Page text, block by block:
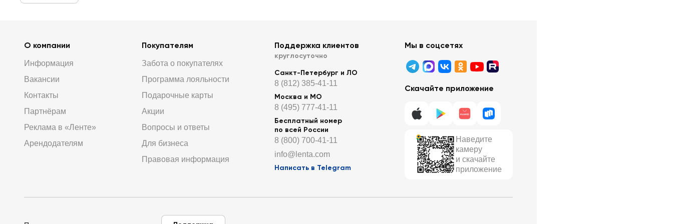
О компании
Информация
Вакансии
Контакты
Партнёрам
Реклама в «Ленте»
Арендодателям
Покупателям
Забота о покупателях
Программа лояльности
Подарочные карты
Акции
Вопросы и ответы
Для бизнеса
Правовая информация
Поддержка клиентов
круглосуточно
Санкт-Петербург и ЛО
8 (812) 385-41-11
Москва и МО
8 (495) 777-41-11
Бесплатный номер
по всей России
8 (800) 700-41-11
info@lenta.com
Написать в Telegram
Мы в соцсетях
Скачайте приложение
Наведите
камеру
и скачайте
приложение